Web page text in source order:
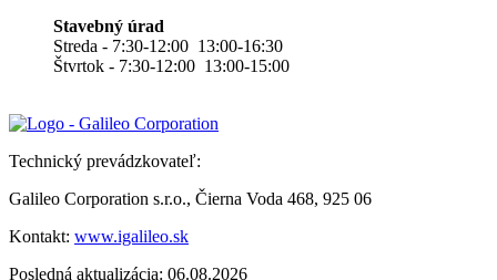
Stavebný úrad
Streda - 7:30-12:00 13:00-16:30
Štvrtok - 7:30-12:00 13:00-15:00
Technický prevádzkovateľ:
Galileo Corporation s.r.o., Čierna Voda 468, 925 06
Kontakt: www.igalileo.sk
Posledná aktualizácia: 06.08.2026